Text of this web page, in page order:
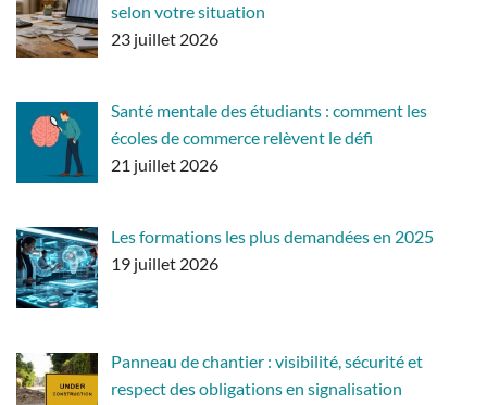
selon votre situation
23 juillet 2026
Santé mentale des étudiants : comment les
écoles de commerce relèvent le défi
21 juillet 2026
Les formations les plus demandées en 2025
19 juillet 2026
Panneau de chantier : visibilité, sécurité et
respect des obligations en signalisation